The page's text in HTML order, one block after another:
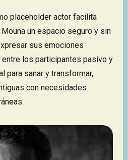
placeholder actor facilita
un espacio seguro y sin
sus emociones
entre los participantes pasivo y
para sanar y transformar,
con necesidades